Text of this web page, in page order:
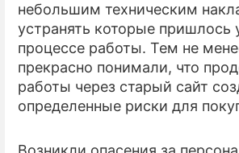
небольшим техническим
устранять которые пришлось
процессе работы. Тем не
прекрасно понимали, что
работы через старый сайт
определенные риски для